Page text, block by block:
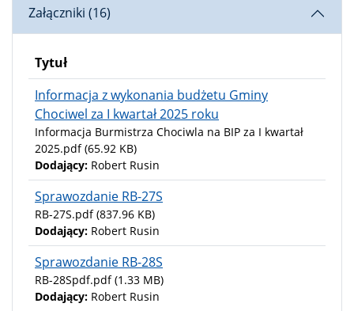
Załączniki (16)
Tytuł
Informacja z wykonania budżetu Gminy
Chociwel za I kwartał 2025 roku
Informacja Burmistrza Chociwla na BIP za I kwartał
2025.pdf (65.92 KB)
Dodający: Robert Rusin
Sprawozdanie RB-27S
RB-27S.pdf (837.96 KB)
Dodający: Robert Rusin
Sprawozdanie RB-28S
RB-28Spdf.pdf (1.33 MB)
Dodający: Robert Rusin